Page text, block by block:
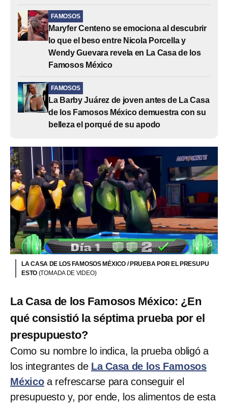
FAMOSOS
Maryfer Centeno se emociona al descubrir
lo que el beso entre Nicola Porcella y
Wendy Guevara revela en La Casa de los
Famosos México
FAMOSOS
La Barby Juárez de joven antes de La Casa
de los Famosos México demuestra con su
belleza el porqué de su apodo
LA CASA DE LOS FAMOSOS MÉXICO / PRUEBA POR EL PRESUPU
ESTO (TOMADA DE VIDEO)
La Casa de los Famosos México: ¿En
qué consistió la séptima prueba por el
prespupuesto?
Como su nombre lo indica, la prueba obligó a
los integrantes de La Casa de los Famosos
Méxicoa refrescarse para conseguir el
presupuesto y, por ende, los alimentos de esta